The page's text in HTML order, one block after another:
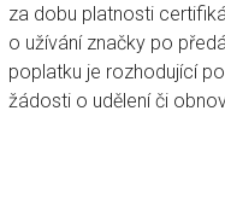
za dobu platnosti
o užívání značky po
poplatku je rozhodující
žádosti o udělení či